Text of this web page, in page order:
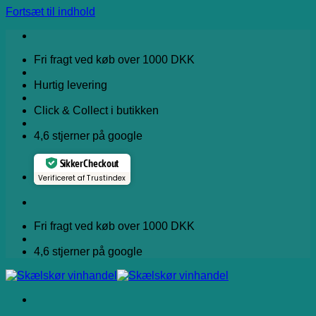
Fortsæt til indhold
Fri fragt ved køb over 1000 DKK
Hurtig levering
Click & Collect i butikken
4,6 stjerner på google
Sikker Checkout
Verificeret af Trustindex
Fri fragt ved køb over 1000 DKK
4,6 stjerner på google